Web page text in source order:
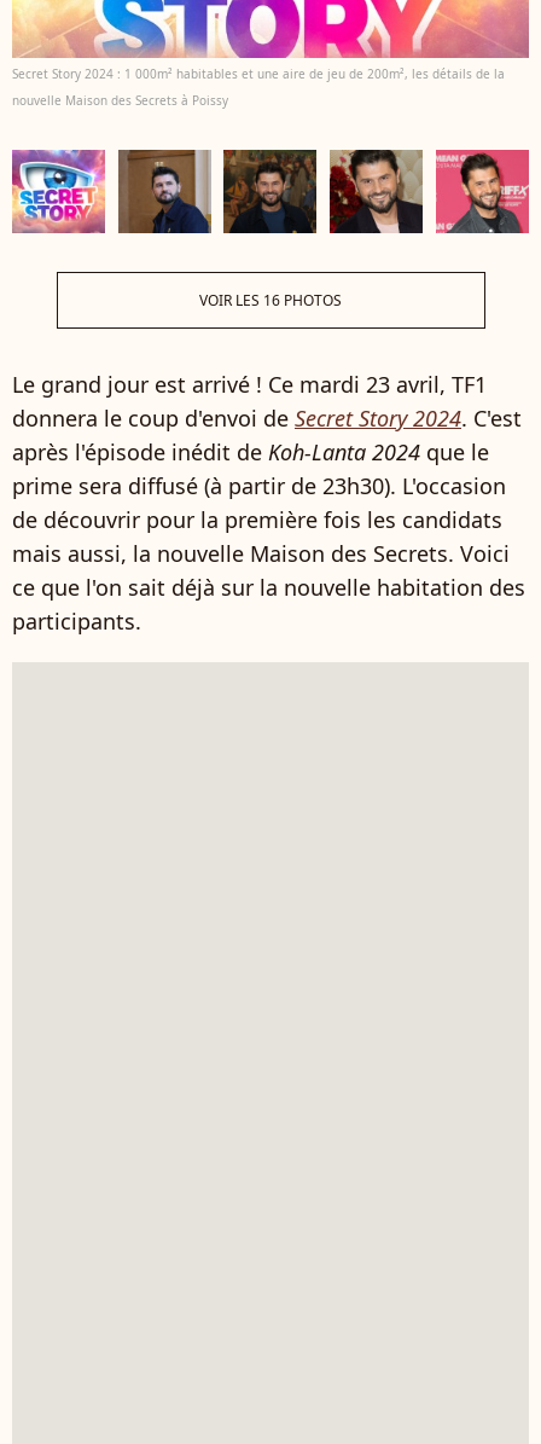
Secret Story 2024 : 1 000m² habitables et une aire de jeu de 200m², les détails de la
nouvelle Maison des Secrets à Poissy
VOIR LES 16 PHOTOS
Le grand jour est arrivé ! Ce mardi 23 avril, TF1
donnera le coup d'envoi de Secret Story 2024. C'est
après l'épisode inédit de Koh-Lanta 2024 que le
prime sera diffusé (à partir de 23h30). L'occasion
de découvrir pour la première fois les candidats
mais aussi, la nouvelle Maison des Secrets. Voici
ce que l'on sait déjà sur la nouvelle habitation des
participants.